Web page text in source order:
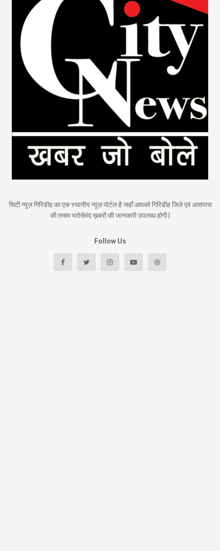
सिटी न्यूज़ गिरिडीह का एक स्थानीय न्यूज़ पोर्टल है जहाँ आपको गिरिडीह जिले एवं आसपास
की तमाम भरोसेमंद ख़बरों की जानकारी उपलब्ध होगी |
Follow Us